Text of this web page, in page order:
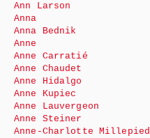
Ann Larson
Anna
Anna Bednik
Anne
Anne Carratié
Anne Chaudet
Anne Hidalgo
Anne Kupiec
Anne Lauvergeon
Anne Steiner
Anne-Charlotte Millepied